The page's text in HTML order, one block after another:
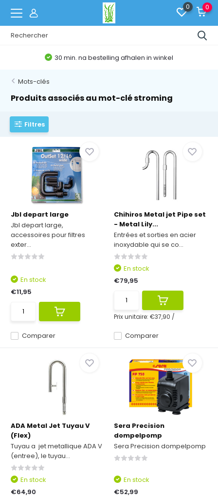
0 0
30 min. na bestelling afhalen in winkel
Mots-clés
Produits associés au mot-clé stroming
Filtres
Jbl depart large
Jbl depart large,
accessoires pour filtres
exter...
Comparer
En stock
€11,95
Chihiros Metal jet Pipe set
- Metal Lily...
Entrées et sorties en acier
inoxydable qui se co...
Comparer
En stock
€79,95
Prix unitaire: €37,90 /
ADA Metal Jet Tuyau V
(Flex)
Tuyau a jet metallique ADA V
(entree), le tuyau...
En stock
€64,90
Sera Precision
dompelpomp
Sera Precision dompelpomp
En stock
€52,99